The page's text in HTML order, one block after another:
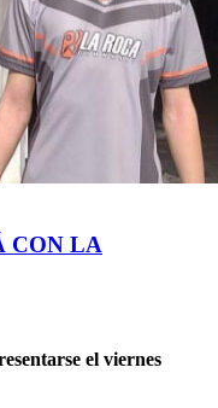
CON LA
el viernes